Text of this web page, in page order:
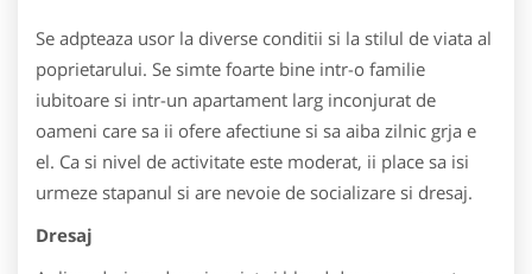
Se adpteaza usor la diverse conditii si la stilul de viata al
poprietarului. Se simte foarte bine intr-o familie
iubitoare si intr-un apartament larg inconjurat de
oameni care sa ii ofere afectiune si sa aiba zilnic grja e
el. Ca si nivel de activitate este moderat, ii place sa isi
urmeze stapanul si are nevoie de socializare si dresaj.
Dresaj